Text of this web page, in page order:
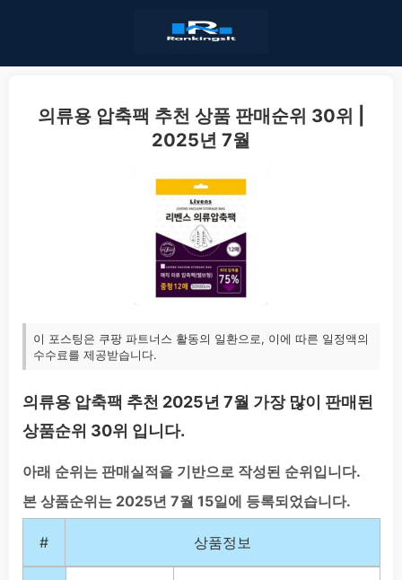
의류용 압축팩 추천 상품 판매순위 30위 |
2025년 7월
이 포스팅은 쿠팡 파트너스 활동의 일환으로, 이에 따른 일정액의
수수료를 제공받습니다.
의류용 압축팩 추천 2025년 7월 가장 많이 판매된
상품순위 30위 입니다.
아래 순위는 판매실적을 기반으로 작성된 순위입니다.
본 상품순위는 2025년 7월 15일에 등록되었습니다.
# 상품정보